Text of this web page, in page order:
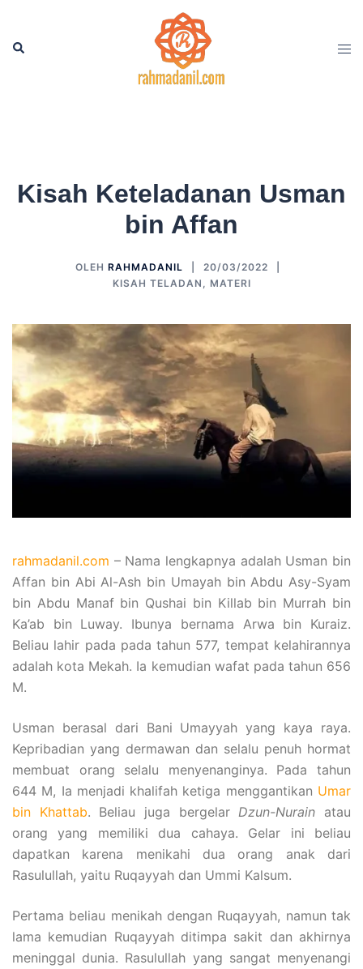
Cari
Kisah Keteladanan Usman
bin Affan
OLEH RAHMADANIL
20/03/2022
KISAH TELADAN
MATERI
rahmadanil.com – Nama lengkapnya adalah Usman bin
Affan bin Abi Al-Ash bin Umayah bin Abdu Asy-Syam
bin Abdu Manaf bin Qushai bin Killab bin Murrah bin
Ka’ab bin Luway. Ibunya bernama Arwa bin Kuraiz.
Beliau lahir pada pada tahun 577, tempat kelahirannya
adalah kota Mekah. Ia kemudian wafat pada tahun 656
M.
Usman berasal dari Bani Umayyah yang kaya raya.
Kepribadian yang dermawan dan selalu penuh hormat
membuat orang selalu menyenanginya. Pada tahun
644 M, Ia menjadi khalifah ketiga menggantikan Umar
bin Khattab. Beliau juga bergelar Dzun-Nurain atau
orang yang memiliki dua cahaya. Gelar ini beliau
dapatkan karena menikahi dua orang anak dari
Rasulullah, yaitu Ruqayyah dan Ummi Kalsum.
Pertama beliau menikah dengan Ruqayyah, namun tak
lama kemudian Ruqayyah ditimpa sakit dan akhirnya
meninggal dunia. Rasulullah yang sangat menyenangi